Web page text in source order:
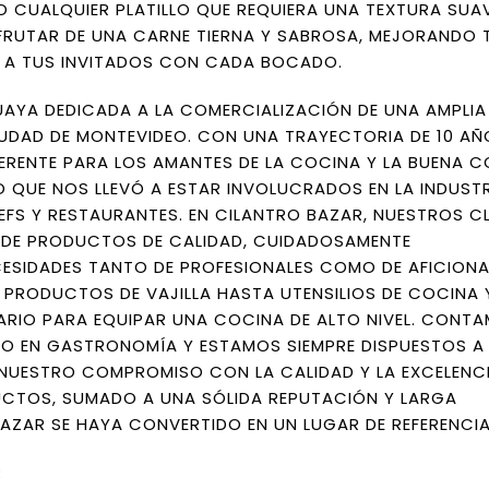
PLATILLO QUE REQUIERA UNA TEXTURA
DE UNA CARNE TIERNA Y SABROSA, MEJORANDO
A TUS INVITADOS CON CADA BOCADO.
DEDICADA A LA COMERCIALIZACIÓN DE UNA
DE MONTEVIDEO. CON UNA TRAYECTORIA DE 10
PARA LOS AMANTES DE LA COCINA Y LA BUENA
NOS LLEVÓ A ESTAR INVOLUCRADOS EN LA
Y RESTAURANTES. EN CILANTRO BAZAR, NUESTROS
PRODUCTOS DE CALIDAD, CUIDADOSAMENTE
TANTO DE PROFESIONALES COMO DE
DE VAJILLA HASTA UTENSILIOS DE COCINA
PARA EQUIPAR UNA COCINA DE ALTO NIVEL.
EN GASTRONOMÍA Y ESTAMOS SIEMPRE DISPUESTOS A
COMPROMISO CON LA CALIDAD Y LA
SUMADO A UNA SÓLIDA REPUTACIÓN Y LARGA
SE HAYA CONVERTIDO EN UN LUGAR DE